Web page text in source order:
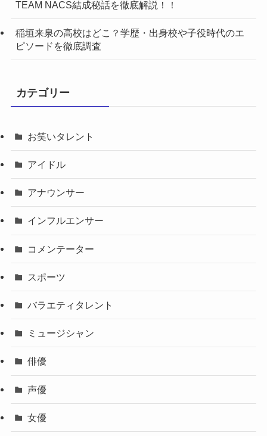
TEAM NACS結成秘話を徹底解説！！
稲垣来泉の高校はどこ？学歴・出身校や子役時代のエ
ピソードを徹底調査
カテゴリー
お笑いタレント
アイドル
アナウンサー
インフルエンサー
コメンテーター
スポーツ
バラエティタレント
ミュージシャン
俳優
声優
女優